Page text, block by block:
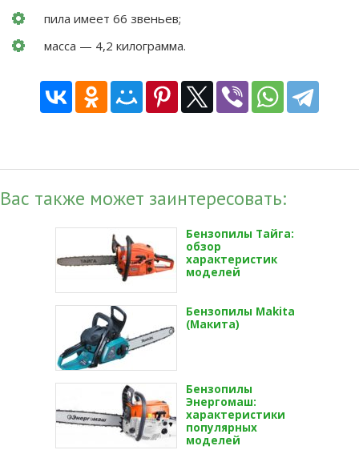
пила имеет 66 звеньев;
масса — 4,2 килограмма.
Вас также может заинтересовать:
Бензопилы Тайга:
обзор
характеристик
моделей
Бензопилы Makita
(Макита)
Бензопилы
Энергомаш:
характеристики
популярных
моделей